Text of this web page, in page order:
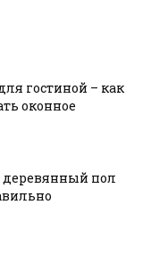
гостиной – как
оконное
деревянный пол